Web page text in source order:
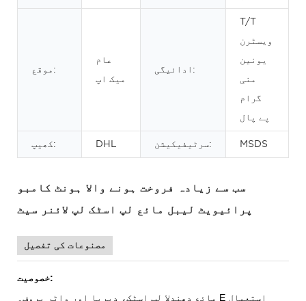
موقع:
عام
میک اپ
ادائیگی:
T/T
ویسٹرن
یونین
منی
گرام
پے پال
کھیپ: DHL سرٹیفیکیشن: MSDS
سب سے زیادہ فروخت ہونے والا ہونٹ کامبو
پرائیویٹ لیبل مائع لپ اسٹک لپ لائنر سیٹ
مصنوعات کی تفصیل
خصوصیت:
مائع دھندلا لپ اسٹک، دیرپا اور واٹر پروف۔ E استعمال